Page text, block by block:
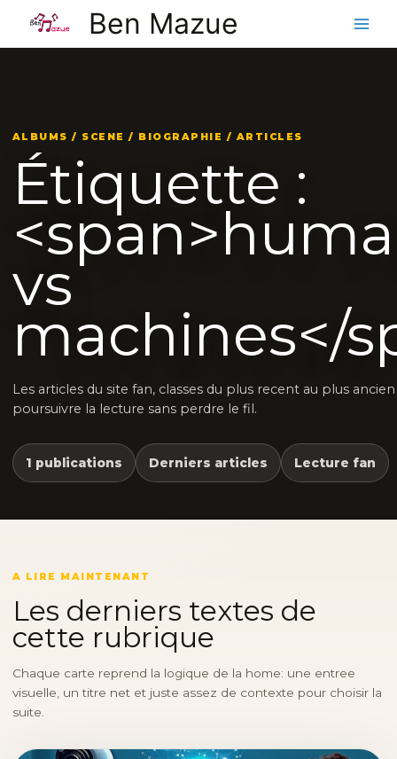
contenu
Ben Mazue
ALBUMS / SCENE / BIOGRAPHIE / ARTICLES
Étiquette :
vs
machines</
Les articles du site fan, classes du plus recent au plus
poursuivre la lecture sans perdre le fil.
1 publications Derniers articles Lecture fan
A LIRE MAINTENANT
Les derniers textes de
cette rubrique
Chaque carte reprend la logique de la home: une entree
visuelle, un titre net et juste assez de contexte pour choisir la
suite.